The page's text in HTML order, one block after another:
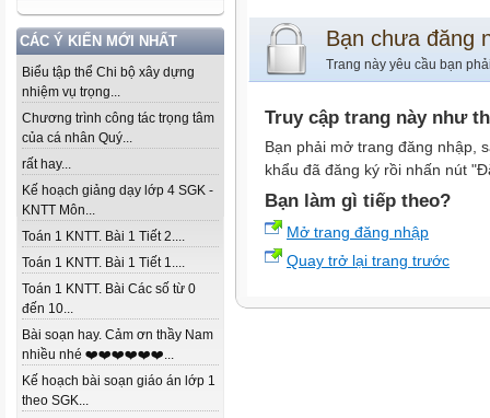
CÁC Ý KIẾN MỚI NHẤT
Biểu tập thể Chi bộ xây dựng
nhiệm vụ trọng...
Chương trình công tác trọng tâm
của cá nhân Quý...
rất hay...
Kế hoạch giảng dạy lớp 4 SGK -
KNTT Môn...
Toán 1 KNTT. Bài 1 Tiết 2....
Toán 1 KNTT. Bài 1 Tiết 1....
Toán 1 KNTT. Bài Các số từ 0
đến 10...
Bài soạn hay. Cảm ơn thầy Nam
nhiều nhé ❤️❤️❤️❤️❤️❤️...
Kế hoạch bài soạn giáo án lớp 1
theo SGK...
Bạn chưa đăng
Trang này yêu cầu bạn
Truy cập trang này như
Bạn phải mở trang đăng nhập,
khẩu đã đăng ký rồi nhấn nút
Bạn làm gì tiếp theo?
Mở trang đăng nhập
Quay trở lại trang trước